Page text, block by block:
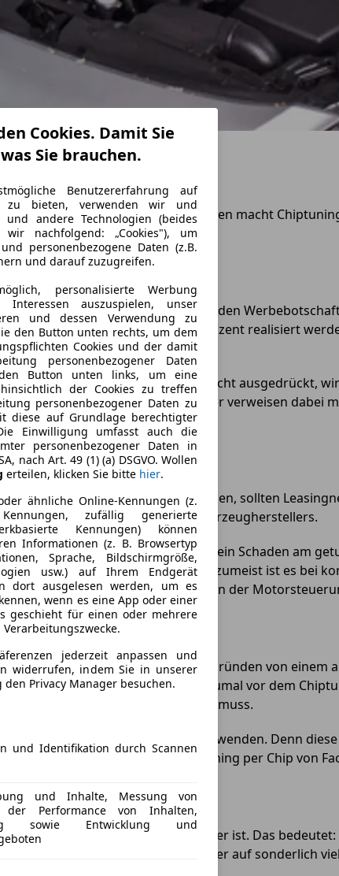
angebracht
Motorleistung: Dieses Versprechen macht
nicht mit verlockend klingenden
Mehrleistungen von über 30 Prozent realisiert
Motorsteuerung. Vereinfacht ausgedrückt,
erreichen soll. Die Tuner verweisen dabei
werden.
dann tatsächlich eingehalten werden, sollten
in der Regel die Garantie des Fahrzeugherstellers.
ein sehr hohes Risiko. Denn tritt ein Schaden am
Schuld dafür geben werden. Und zumeist ist es bei
nicht auf die Anpassungen an der
Garantien
zu lassen, sollte aus diesen Gründen von einem
zu finden sind. Zumal vor dem
ja zurücknimmt und vermarkten muss.
mit langjähriger Erfahrung zu wenden. Denn
einverstanden, wenn das Tuning per Chip von
begrenzter (oft eher kurzer) Dauer ist. Das
beim Tuner noch beim Hersteller auf sonderlich
Cookies. Damit Sie
Sie brauchen.
Benutzererfahrung auf
zu bieten, verwenden wir und
und andere Technologien (beides
nachfolgend: „Cookies"), um
personenbezogene Daten (z.B.
und darauf zuzugreifen.
personalisierte Werbung
Interessen auszuspielen, unser
und dessen Verwendung zu
den Button unten rechts, um dem
Cookies und der damit
personenbezogener Daten
Button unten links, um eine
der Cookies zu treffen
personenbezogener Daten zu
diese auf Grundlage berechtigter
Einwilligung umfasst auch die
personenbezogener Daten in
nach Art. 49 (1) (a) DSGVO. Wollen
erteilen, klicken Sie bitte hier.
ähnliche Online-Kennungen (z.
zufällig generierte
Kennungen) können
Informationen (z. B. Browsertyp
Sprache, Bildschirmgröße,
usw.) auf Ihrem Endgerät
dort ausgelesen werden, um es
wenn es eine App oder einer
geschieht für einen oder mehrere
jederzeit anpassen und
widerrufen, indem Sie in unserer
Privacy Manager besuchen.
und Identifikation durch Scannen
und Inhalte, Messung von
der Performance von Inhalten,
sowie Entwicklung und